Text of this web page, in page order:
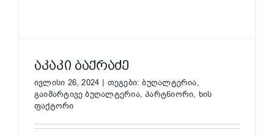
ᲐᲙᲐᲙᲘ ᲑᲐᲥᲠᲐᲫᲔ
ივლისი 26, 2024 | თეგები:ბუღალტერია,
გაიმარტივე ბუღალტერია,პარტნიორი, ხის
ფაქტორი